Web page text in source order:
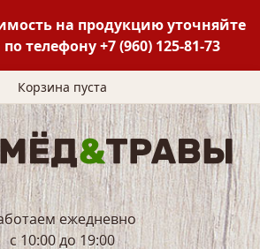
на продукцию уточняйте
телефону+7 (960) 125-81-73
Корзина пуста
ежедневно
с 10:00 до 19:00